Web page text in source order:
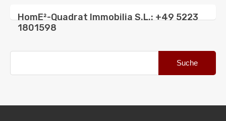
HomE²-Quadrat Immobilia S.L.: +49 5223
1801598